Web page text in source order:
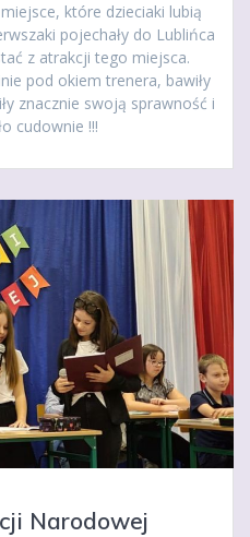
które dzieciaki lubią
pojechały do Lublińca
z atrakcji tego miejsca.
pod okiem trenera, bawiły
znacznie swoją sprawność i
cudownie !!!
Narodowej